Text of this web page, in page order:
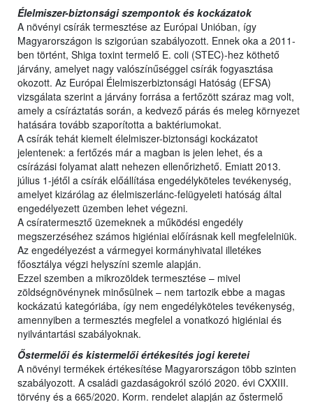
Élelmiszer-biztonsági szempontok és kockázatok
A növényi csírák termesztése az Európai Unióban, így
Magyarországon is szigorúan szabályozott. Ennek oka a 2011-
ben történt, Shiga toxint termelő E. coli (STEC)-hez köthető
járvány, amelyet nagy valószínűséggel csírák fogyasztása
okozott. Az Európai Élelmiszerbiztonsági Hatóság (EFSA)
vizsgálata szerint a járvány forrása a fertőzött száraz mag volt,
amely a csíráztatás során, a kedvező párás és meleg környezet
hatására tovább szaporította a baktériumokat.
A csírák tehát kiemelt élelmiszer-biztonsági kockázatot
jelentenek: a fertőzés már a magban is jelen lehet, és a
csírázási folyamat alatt nehezen ellenőrizhető. Emiatt 2013.
július 1-jétől a csírák előállítása engedélyköteles tevékenység,
amelyet kizárólag az élelmiszerlánc-felügyeleti hatóság által
engedélyezett üzemben lehet végezni.
A csíratermesztő üzemeknek a működési engedély
megszerzéséhez számos higiéniai előírásnak kell megfelelniük.
Az engedélyezést a vármegyei kormányhivatal illetékes
főosztálya végzi helyszíni szemle alapján.
Ezzel szemben a mikrozöldek termesztése – mivel
zöldségnövénynek minősülnek – nem tartozik ebbe a magas
kockázatú kategóriába, így nem engedélyköteles tevékenység,
amennyiben a termesztés megfelel a vonatkozó higiéniai és
nyilvántartási szabályoknak.
Őstermelői és kistermelői értékesítés jogi keretei
A növényi termékek értékesítése Magyarországon több szinten
szabályozott. A családi gazdaságokról szóló 2020. évi CXXIII.
törvény és a 665/2020. Korm. rendelet alapján az őstermelő